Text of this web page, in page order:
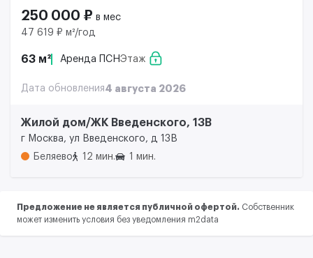
250 000 ₽ в мес
47 619 ₽ м²/год
63 м² Аренда ПСНЭтаж
Дата обновления4 августа 2026
Жилой дом/ЖК Введенского, 13В
г Москва, ул Введенского, д 13В
Беляево
12 мин. 1 мин.
Предложение не является публичной офертой. Собственник
может изменить условия без уведомления m2data